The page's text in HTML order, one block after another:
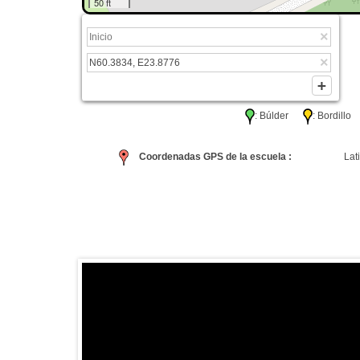
: Búlder :
Coordenadas GPS de la escuela :